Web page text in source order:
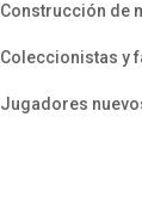
Construcción de
Coleccionistas y
Jugadores